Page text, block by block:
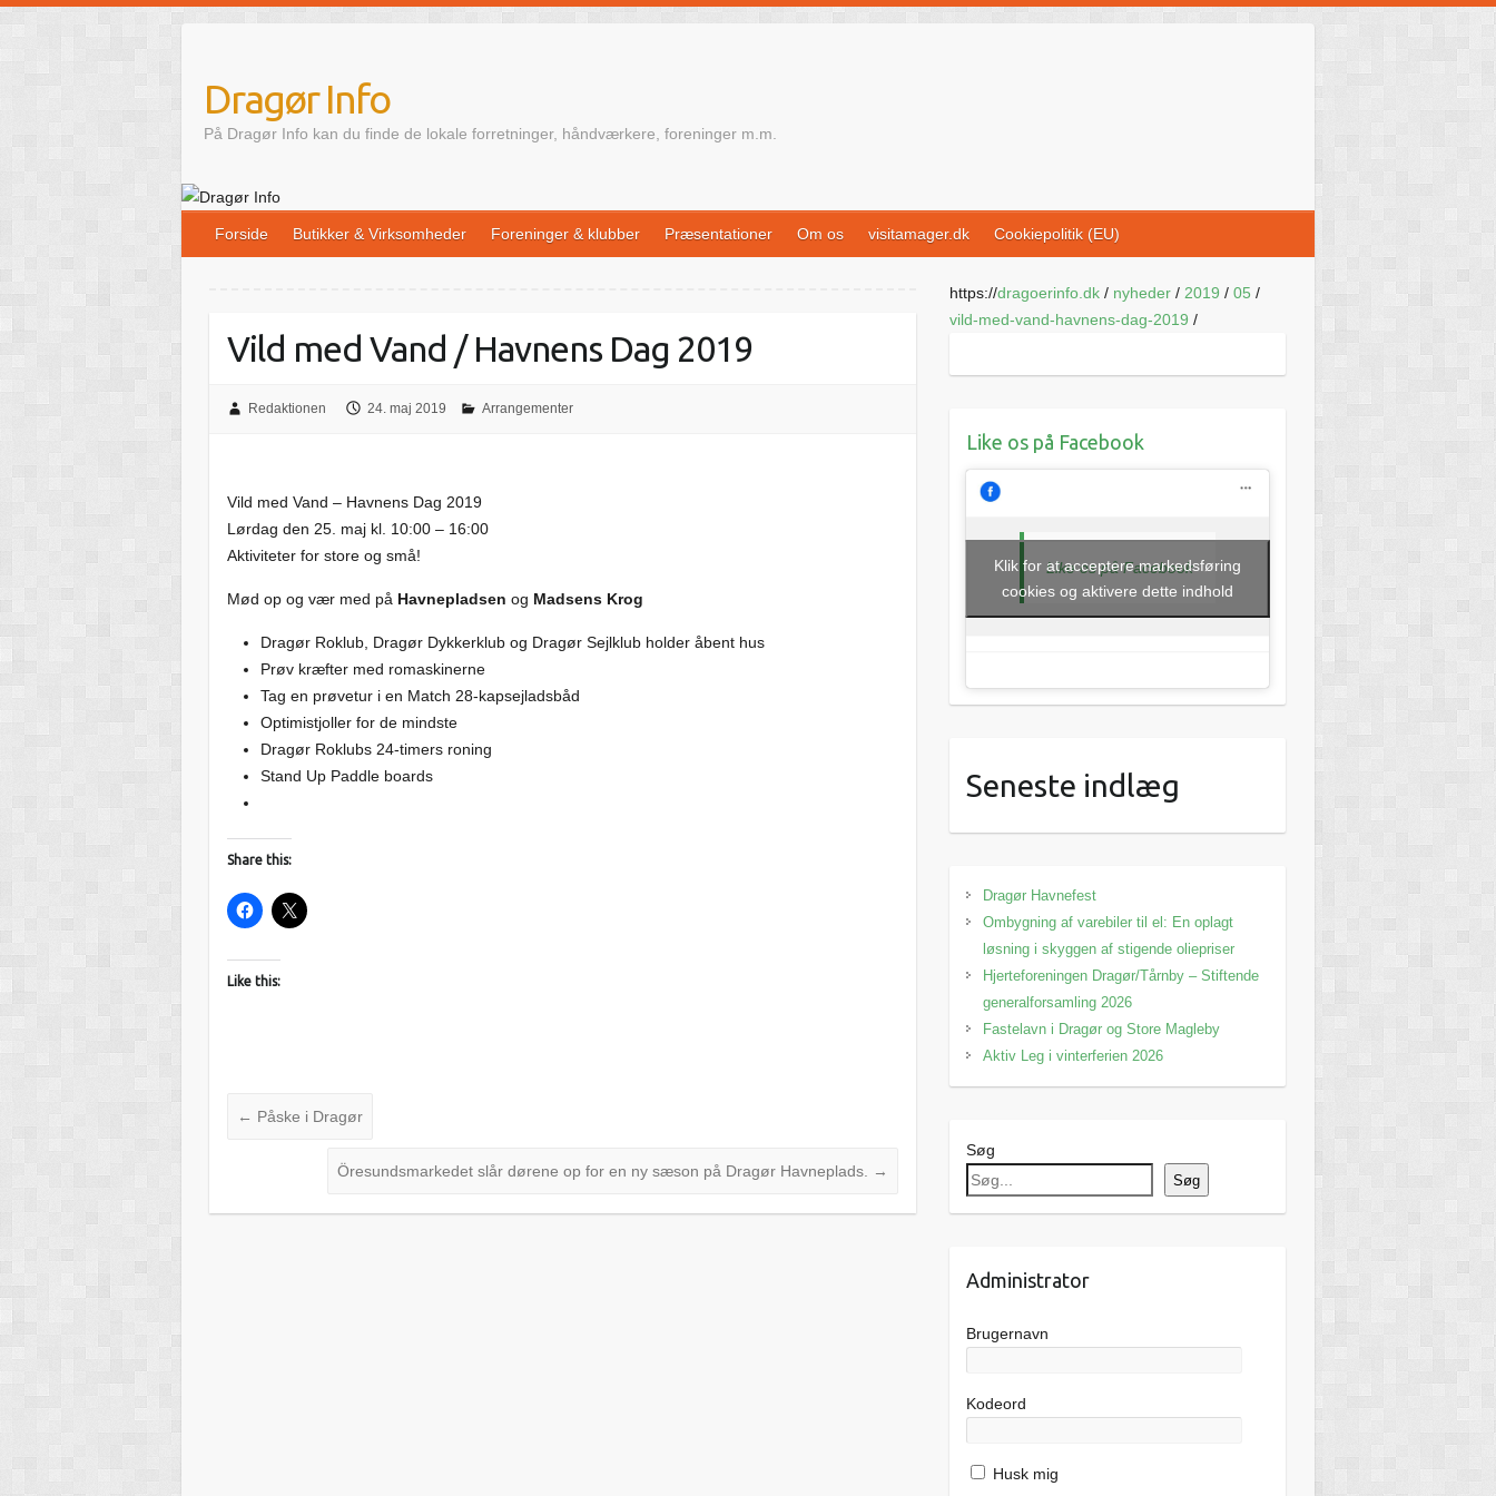
content
Dragør Info
På Dragør Info kan du finde de lokale forretninger, håndværkere, foreninger m.m.
Forside Butikker & Virksomheder Foreninger & klubber Præsentationer Om os visitamager.dk Cookiepolitik (EU)
Vild med Vand / Havnens Dag 2019
Redaktionen 24. maj 2019 Arrangementer
Vild med Vand – Havnens Dag 2019
Lørdag den 25. maj kl. 10:00 – 16:00
Aktiviteter for store og små!
Mød op og vær med på Havnepladsen og Madsens Krog
Dragør Roklub, Dragør Dykkerklub og Dragør Sejlklub holder åbent hus
Prøv kræfter med romaskinerne
Tag en prøvetur i en Match 28-kapsejladsbåd
Optimistjoller for de mindste
Dragør Roklubs 24-timers roning
Stand Up Paddle boards
Share this:
Like this:
← Påske i Dragør
Öresundsmarkedet slår dørene op for en ny sæson på Dragør Havneplads. →
https://dragoerinfo.dk/ nyheder/ 2019 / 05 /
vild-med-vand-havnens-dag-2019 /
Like os på Facebook
Like os på Facebook
Klik for at acceptere markedsføring
cookies og aktivere dette indhold
Seneste indlæg
Dragør Havnefest
Ombygning af varebiler til el: En oplagt
løsning i skyggen af stigende oliepriser
Hjerteforeningen Dragør/Tårnby – Stiftende
generalforsamling 2026
Fastelavn i Dragør og Store Magleby
Aktiv Leg i vinterferien 2026
Søg
Søg
Administrator
Brugernavn
Kodeord
Husk mig